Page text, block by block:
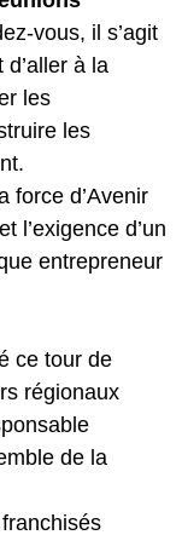
vous, il s’agit
à la
les
les
force d’Avenir
l’exigence d’un
entrepreneur
ce tour de
régionaux
de la